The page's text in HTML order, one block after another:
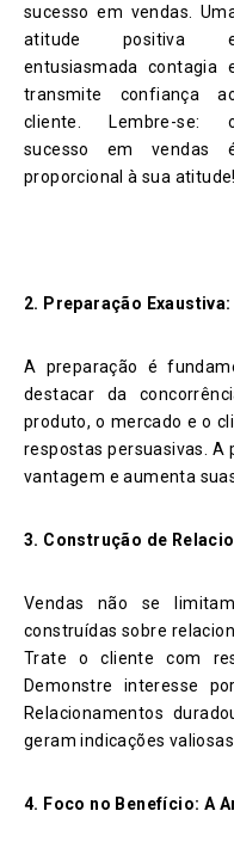
sucesso em vendas.
atitude positiva
entusiasmada contagia
transmite confiança
cliente. Lembre-se:
sucesso em vendas
proporcional à sua atitude!
2. Preparação
A preparação é
destacar da
produto, o mercado e o
respostas persuasivas. A
vantagem e aumenta
3. Construção de
Vendas não se
construídas sobre
Trate o cliente com
Demonstre interesse
Relacionamentos
geram indicações valiosas.
4. Foco no Benefício: A